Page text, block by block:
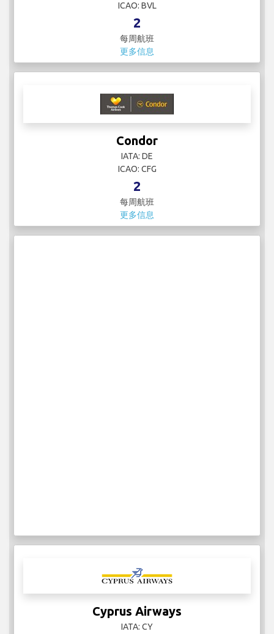
ICAO: BVL
2
每周航班
更多信息
Condor
IATA: DE
ICAO: CFG
2
每周航班
更多信息
Cyprus Airways
IATA: CY